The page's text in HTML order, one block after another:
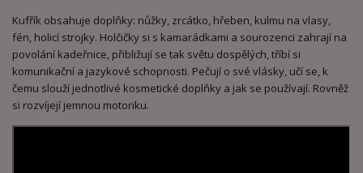
Kufřík obsahuje doplňky: nůžky, zrcátko, hřeben, kulmu na vlasy,
fén, holicí strojky. Holčičky si s kamarádkami a sourozenci zahrají na
povolání kadeřnice, přibližují se tak světu dospělých, tříbí si
komunikační a jazykové schopnosti. Pečují o své vlásky, učí se, k
čemu slouží jednotlivé kosmetické doplňky a jak se používají. Rovněž
si rozvíjejí jemnou motoriku.